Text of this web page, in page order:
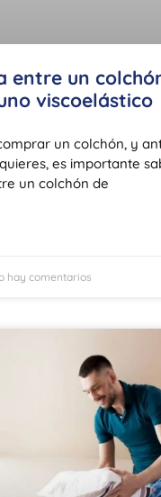
entre un
viscoelástico
un colchón, y
es importante
un colchón de
hay comentarios